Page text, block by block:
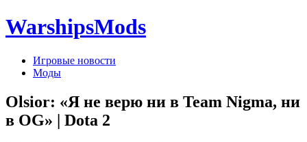
WarshipsMods
Игровые новости
Моды
Olsior: «Я не верю ни в Team Nigma, ни
в OG» | Dota 2